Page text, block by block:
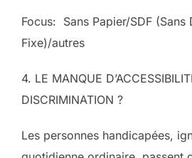
Focus: Sans Papier/SDF (Sans
Fixe)/autres
4. LE MANQUE
DISCRIMINATION ?
Les personnes handicapées,